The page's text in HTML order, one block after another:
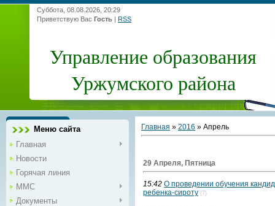
Суббота, 08.08.2026, 20:29
Приветствую Вас Гость | RSS
Управление образования
Уржумского района
Меню сайта
Главная
Новости
Горячая линия
ММС
Документы
Главная » 2016 » Апрель
29 Апреля, Пятница
15:42 О проведении обучения
ребенка-сироту (7)